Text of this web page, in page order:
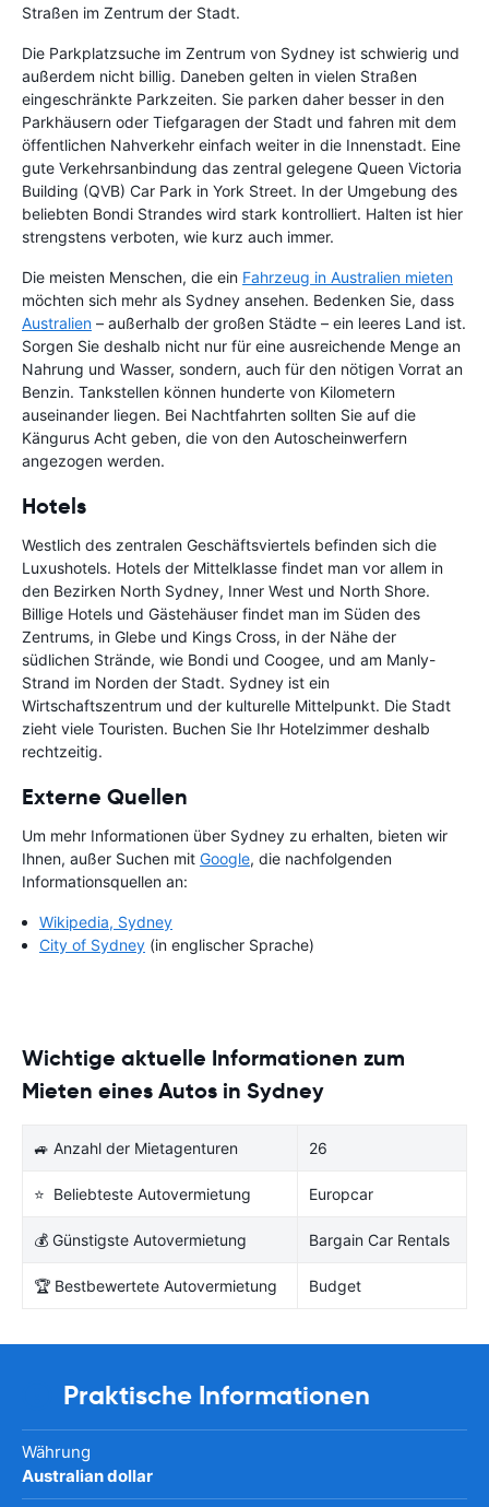
Straßen im Zentrum der Stadt.
Die Parkplatzsuche im Zentrum von Sydney ist schwierig und
außerdem nicht billig. Daneben gelten in vielen Straßen
eingeschränkte Parkzeiten. Sie parken daher besser in den
Parkhäusern oder Tiefgaragen der Stadt und fahren mit dem
öffentlichen Nahverkehr einfach weiter in die Innenstadt. Eine
gute Verkehrsanbindung das zentral gelegene Queen Victoria
Building (QVB) Car Park in York Street. In der Umgebung des
beliebten Bondi Strandes wird stark kontrolliert. Halten ist hier
strengstens verboten, wie kurz auch immer.
Die meisten Menschen, die ein Fahrzeug in Australien mieten
möchten sich mehr als Sydney ansehen. Bedenken Sie, dass
Australien – außerhalb der großen Städte – ein leeres Land ist.
Sorgen Sie deshalb nicht nur für eine ausreichende Menge an
Nahrung und Wasser, sondern, auch für den nötigen Vorrat an
Benzin. Tankstellen können hunderte von Kilometern
auseinander liegen. Bei Nachtfahrten sollten Sie auf die
Kängurus Acht geben, die von den Autoscheinwerfern
angezogen werden.
Hotels
Westlich des zentralen Geschäftsviertels befinden sich die
Luxushotels. Hotels der Mittelklasse findet man vor allem in
den Bezirken North Sydney, Inner West und North Shore.
Billige Hotels und Gästehäuser findet man im Süden des
Zentrums, in Glebe und Kings Cross, in der Nähe der
südlichen Strände, wie Bondi und Coogee, und am Manly-
Strand im Norden der Stadt. Sydney ist ein
Wirtschaftszentrum und der kulturelle Mittelpunkt. Die Stadt
zieht viele Touristen. Buchen Sie Ihr Hotelzimmer deshalb
rechtzeitig.
Externe Quellen
Um mehr Informationen über Sydney zu erhalten, bieten wir
Ihnen, außer Suchen mit Google, die nachfolgenden
Informationsquellen an:
Wikipedia, Sydney
City of Sydney (in englischer Sprache)
Wichtige aktuelle Informationen zum
Mieten eines Autos in Sydney
🚙 Anzahl der Mietagenturen 26
⭐ Beliebteste Autovermietung Europcar
💰 Günstigste Autovermietung Bargain Car Rentals
🏆 Bestbewertete Autovermietung Budget
Praktische Informationen
Währung
Australian dollar